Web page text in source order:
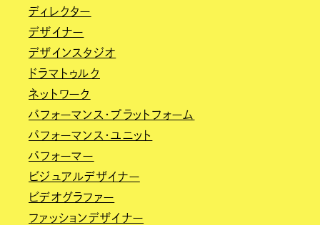
ディレクター
デザイナー
デザインスタジオ
ドラマトゥルク
ネットワーク
パフォーマンス・プラットフォーム
パフォーマンス・ユニット
パフォーマー
ビジュアルデザイナー
ビデオグラファー
ファッションデザイナー